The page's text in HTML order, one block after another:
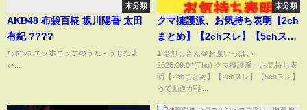
未分類
AKB48 布袋百椛 坂川陽香 太田
有紀 ????
ｴｯﾎｴｯﾎ エッホエッホのうた - うじたま
い...
未分類
クマ擁護派、お気持ち表明【2ch
まとめ】【2chスレ】【5chス
レ】
1:名無しさん＠お腹いっぱい
2025.09.04(Thu) クマ擁護派、お気持ち表
明【2chまとめ】【2chスレ】【5chスレ】
って動画が話...